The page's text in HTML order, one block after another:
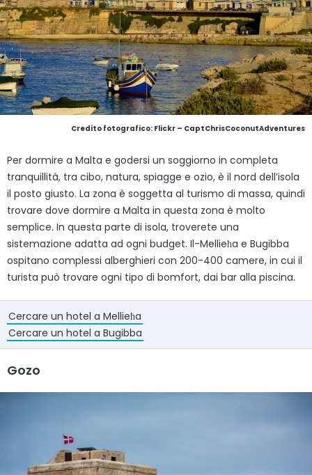
Credito fotografico: Flickr – CaptChrisCoconutAdventures
Per dormire a Malta e godersi un soggiorno in completa
tranquillità, tra cibo, natura, spiagge e ozio, è il nord dell’isola
il posto giusto. La zona è soggetta al turismo di massa, quindi
trovare dove dormire a Malta in questa zona è molto
semplice. In questa parte di isola, troverete una
sistemazione adatta ad ogni budget. Il-Mellieħa e Bugibba
ospitano complessi alberghieri con 200-400 camere, in cui il
turista può trovare ogni tipo di bomfort, dai bar alla piscina.
Cercare un hotel a Mellieħa
Cercare un hotel a Bugibba
Gozo